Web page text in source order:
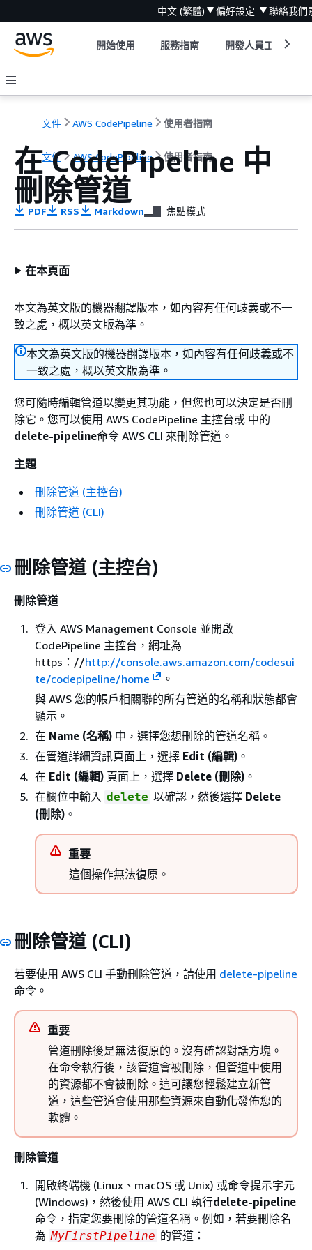
中文 (繁體) 偏好設定 聯絡我們
開始使用 服務指南 開發人員工具
文件 AWS CodePipeline 使用者指南
文件 AWS CodePipeline 使用者指南
在 CodePipeline 中
刪除管道
PDF RSS Markdown 焦點模式
在本頁面
本文為英文版的機器翻譯版本，如內容有任何歧義或不一
致之處，概以英文版為準。
本文為英文版的機器翻譯版本，如內容有任何歧義或不
一致之處，概以英文版為準。
您可隨時編輯管道以變更其功能，但您也可以決定是否刪
除它。您可以使用 AWS CodePipeline 主控台或 中的
delete-pipeline命令 AWS CLI 來刪除管道。
主題
刪除管道 (主控台)
刪除管道 (CLI)
刪除管道 (主控台)
刪除管道
登入 AWS Management Console 並開啟
CodePipeline 主控台，網址為
https：//http://console.aws.amazon.com/codesui
te/codepipeline/home
。
與 AWS 您的帳戶相關聯的所有管道的名稱和狀態都會
顯示。
在 Name (名稱) 中，選擇您想刪除的管道名稱。
在管道詳細資訊頁面上，選擇 Edit (編輯) 。
在 Edit (編輯) 頁面上，選擇 Delete (刪除) 。
在欄位中輸入 delete 以確認，然後選擇 Delete
(刪除) 。
重要
這個操作無法復原。
刪除管道 (CLI)
若要使用 AWS CLI 手動刪除管道，請使用 delete-pipeline
命令。
重要
管道刪除後是無法復原的。沒有確認對話方塊。
在命令執行後，該管道會被刪除，但管道中使用
的資源都不會被刪除。這可讓您輕鬆建立新管
道，這些管道會使用那些資源來自動化發佈您的
軟體。
刪除管道
開啟終端機 (Linux、macOS 或 Unix) 或命令提示字元
(Windows)，然後使用 AWS CLI 執行delete-pipeline
命令，指定您要刪除的管道名稱。例如，若要刪除名
為 MyFirstPipeline 的管道：